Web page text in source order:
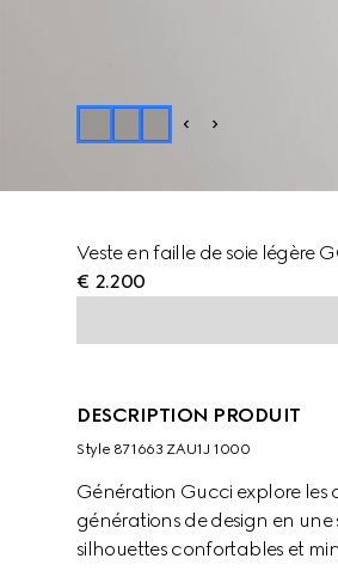
Veste en faille de soie légère
€ 2.200
DESCRIPTION PRODUIT
Style ‎871663 ZAU1J 1000
Génération Gucci explore les
générations de design en une
silhouettes confortables et